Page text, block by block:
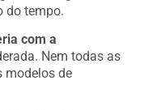
do tempo.
com a
Nem todas as
modelos de